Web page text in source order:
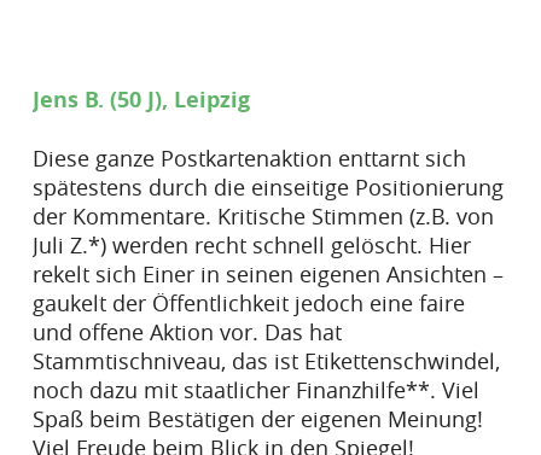
Jens B. (50 J), Leipzig
Diese ganze Postkartenaktion enttarnt sich
spätestens durch die einseitige Positionierung
der Kommentare. Kritische Stimmen (z.B. von
Juli Z.*) werden recht schnell gelöscht. Hier
rekelt sich Einer in seinen eigenen Ansichten –
gaukelt der Öffentlichkeit jedoch eine faire
und offene Aktion vor. Das hat
Stammtischniveau, das ist Etikettenschwindel,
noch dazu mit staatlicher Finanzhilfe**. Viel
Spaß beim Bestätigen der eigenen Meinung!
Viel Freude beim Blick in den Spiegel!